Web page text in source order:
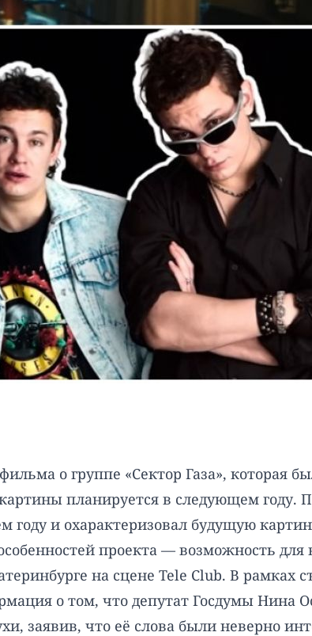
о группе «Сектор Газа», которая
планируется в следующем году.
и охарактеризовал будущую
проекта — возможность
на сцене Tele Club. В рамках
о том, что депутат Госдумы Нина
заявив, что её слова были неверно